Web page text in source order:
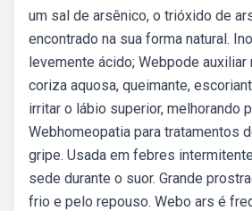
um sal de arsênico, o trióxido de
encontrado na sua forma natural.
levemente ácido; Webpode auxiliar
coriza aquosa, queimante,
irritar o lábio superior, melhorando
Webhomeopatia para tratamentos
gripe. Usada em febres
sede durante o suor. Grande
frio e pelo repouso. Webo ars é